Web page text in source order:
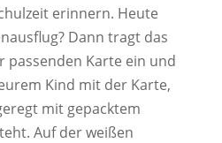
erinnern. Heute
Dann tragt das
passenden Karte ein und
Kind mit der Karte,
mit gepacktem
Auf der weißen